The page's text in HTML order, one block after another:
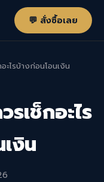
💬 สั่งซื้อเลย
ะไรบ้างก่อนโอนเงิน
เช็กอะไร
งิน